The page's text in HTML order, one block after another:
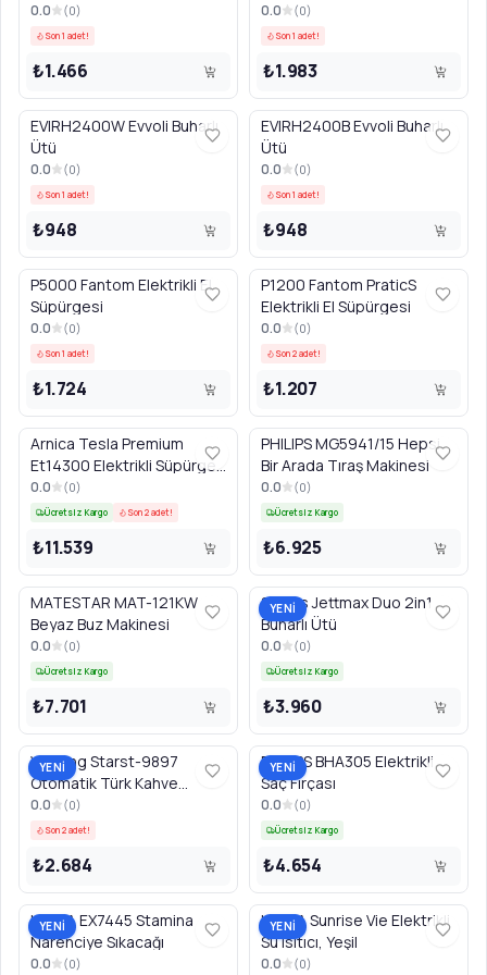
0.0 (0)
Son 1 adet!
₺1.466
0.0 (0)
Son 1 adet!
₺1.983
EVIRH2400W Evvoli Buharlı
Ütü
0.0 (0)
Son 1 adet!
₺948
EVIRH2400B Evvoli Buharlı
Ütü
0.0 (0)
Son 1 adet!
₺948
P5000 Fantom Elektrikli El
Süpürgesi
0.0 (0)
Son 1 adet!
₺1.724
P1200 Fantom PraticS
Elektrikli El Süpürgesi
0.0 (0)
Son 2 adet!
₺1.207
Arnica Tesla Premium
Et14300 Elektrikli Süpürge
Rose
0.0 (0)
Ücretsiz Kargo Son 2 adet!
₺11.539
PHILIPS MG5941/15 Hepsi
Bir Arada Tıraş Makinesi
0.0 (0)
Ücretsiz Kargo
₺6.925
MATESTAR MAT-121KW
Beyaz Buz Makinesi
0.0 (0)
Ücretsiz Kargo
₺7.701
YENİ
Stilevs Jettmax Duo 2in1
Buharlı Ütü
0.0 (0)
Ücretsiz Kargo
₺3.960
YENİ
Winning Starst-9897
Otomatik Türk Kahve
Makinesi
0.0 (0)
Son 2 adet!
₺2.684
YENİ
PHILIPS BHA305 Elektrikli
Saç Fırçası
0.0 (0)
Ücretsiz Kargo
₺4.654
YENİ
UFESA EX7445 Stamina
Narenciye Sıkacağı
0.0 (0)
YENİ
UFESA Sunrise Vie Elektrikli
Su Isıtıcı, Yeşil
0.0 (0)